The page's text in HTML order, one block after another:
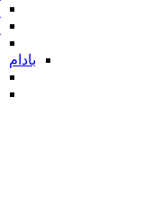
بادام